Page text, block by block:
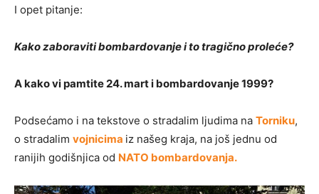
I opet pitanje:
Kako zaboraviti bombardovanje i to tragično proleće?
A kako vi pamtite 24. mart i bombardovanje 1999?
Podsećamo i na tekstove o stradalim ljudima na Torniku,
o stradalim vojnicima iz našeg kraja, na još jednu od
ranijih godišnjica od NATO bombardovanja.